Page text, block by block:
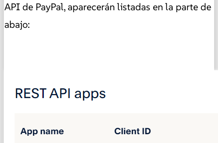
API de PayPal, aparecerán listadas en la parte de
abajo: